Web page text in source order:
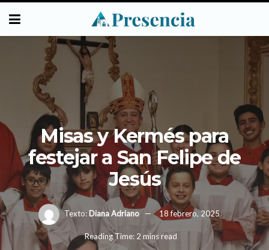
Misas y Kermés para
festejar a San Felipe de
Jesús
Texto: Diana Adriano 18 febrero, 2025
Reading Time: 2 mins read